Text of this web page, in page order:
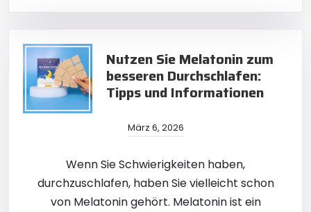
Nutzen Sie Melatonin zum
besseren Durchschlafen:
Tipps und Informationen
März 6, 2026
Wenn Sie Schwierigkeiten haben,
durchzuschlafen, haben Sie vielleicht schon
von Melatonin gehört. Melatonin ist ein